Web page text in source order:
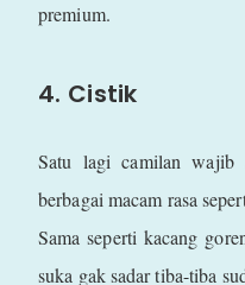
premium.
4. Cistik
Satu lagi camilan wajib
berbagai macam rasa
Sama seperti kacang
suka gak sadar tiba-tiba